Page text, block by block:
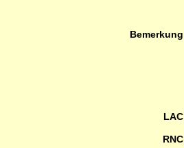
Bemerkung
LAC
RNC